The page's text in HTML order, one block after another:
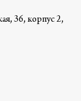
36, корпус 2,